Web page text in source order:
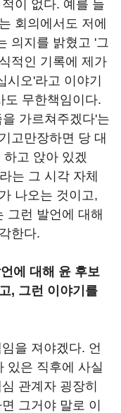
이 없다. 예를 들
회의에서도 저에
의지를 밝혔고 '그
적인 기록에 제가
오'라고 이야기
도 무한책임이다.
가르쳐주겠다'는
고만장하면 당 대
고 앉아 있겠
는 그 시각 자체
나오는 것이고,
그런 발언에 대해
한다.
에 대해 윤 후보
, 그런 이야기를
을 져야겠다. 언
있은 직후에 사실
관계자 굉장히
그거야 말로 이